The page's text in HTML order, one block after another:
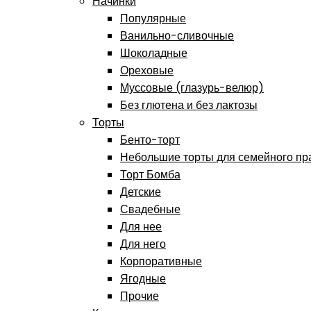
Популярные
Ванильно-сливочные
Шоколадные
Ореховые
Муссовые (глазурь-велюр)
Без глютена и без лактозы
Торты
Бенто-торт
Небольшие торты для семейного
Торт Бомба
Детские
Свадебные
Для нее
Для него
Корпоративные
Ягодные
Прочие